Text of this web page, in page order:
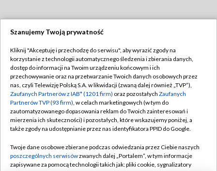
TVP
Abonament TVP
Emisja w TVP
Centrum informacji TVP
Naziemna Telewizja Cyfrowa
Rada Programowa
Regulamin TVP
Polityka prywatności
Moje zgody
Pomoc
Kontakt
Szanujemy Twoją prywatność
Kliknij "Akceptuję i przechodzę do serwisu", aby wyrazić zgody na
korzystanie z technologii automatycznego śledzenia i zbierania danych,
dostęp do informacji na Twoim urządzeniu końcowym i ich
przechowywanie oraz na przetwarzanie Twoich danych osobowych przez
nas, czyli Telewizję Polską S.A. w likwidacji (zwaną dalej również „TVP”),
Zaufanych Partnerów z IAB* (1201 firm) oraz pozostałych Zaufanych
Partnerów TVP (93 firm), w celach marketingowych (w tym do
zautomatyzowanego dopasowania reklam do Twoich zainteresowań i
mierzenia ich skuteczności) i pozostałych, które wskazujemy poniżej, a
także zgody na udostępnianie przez nas identyfikatora PPID do Google.
Twoje dane osobowe zbierane podczas odwiedzania przez Ciebie naszych
poszczególnych serwisówzwanych dalej „Portalem”, w tym informacje
zapisywane za pomocą technologii takich jak: pliki cookie, sygnalizatory